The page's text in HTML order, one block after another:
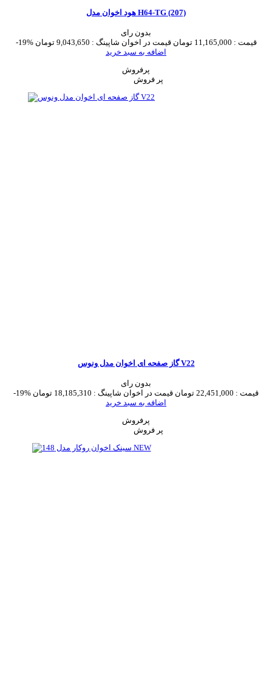
هود اخوان مدل H64-TG (207)
بدون رای
-19%
قیمت : 11,165,000 تومان قیمت در اخوان شاپینگ : 9,043,650 تومان
اضافه به سبد خرید
پرفروش
گاز صفحه ای اخوان مدل ونوس V22
بدون رای
-19%
قیمت : 22,451,000 تومان قیمت در اخوان شاپینگ : 18,185,310 تومان
اضافه به سبد خرید
پرفروش